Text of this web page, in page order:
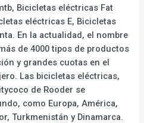
Bicicletas eléctricas Fat
eléctricas E, Bicicletas
En la actualidad, el nombre
de 4000 tipos de productos
y grandes cuotas en el
Las bicicletas eléctricas,
de Rooder se
como Europa, América,
Turkmenistán y Dinamarca.